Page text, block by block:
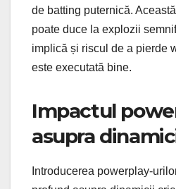
de batting puternică.
poate duce la explozii
implică și riscul de a pierde
este executată bine.
Impactul
asupra
Introducerea powerplay-